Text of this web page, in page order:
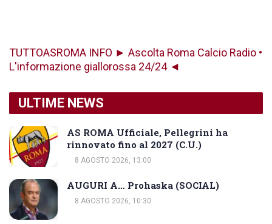
TUTTOASROMA INFO ► Ascolta Roma Calcio Radio •
L'informazione giallorossa 24/24 ◄
ULTIME NEWS
AS ROMA Ufficiale, Pellegrini ha
rinnovato fino al 2027 (C.U.)
8 AGOSTO 2026, 13:00
AUGURI A… Prohaska (SOCIAL)
8 AGOSTO 2026, 10:30